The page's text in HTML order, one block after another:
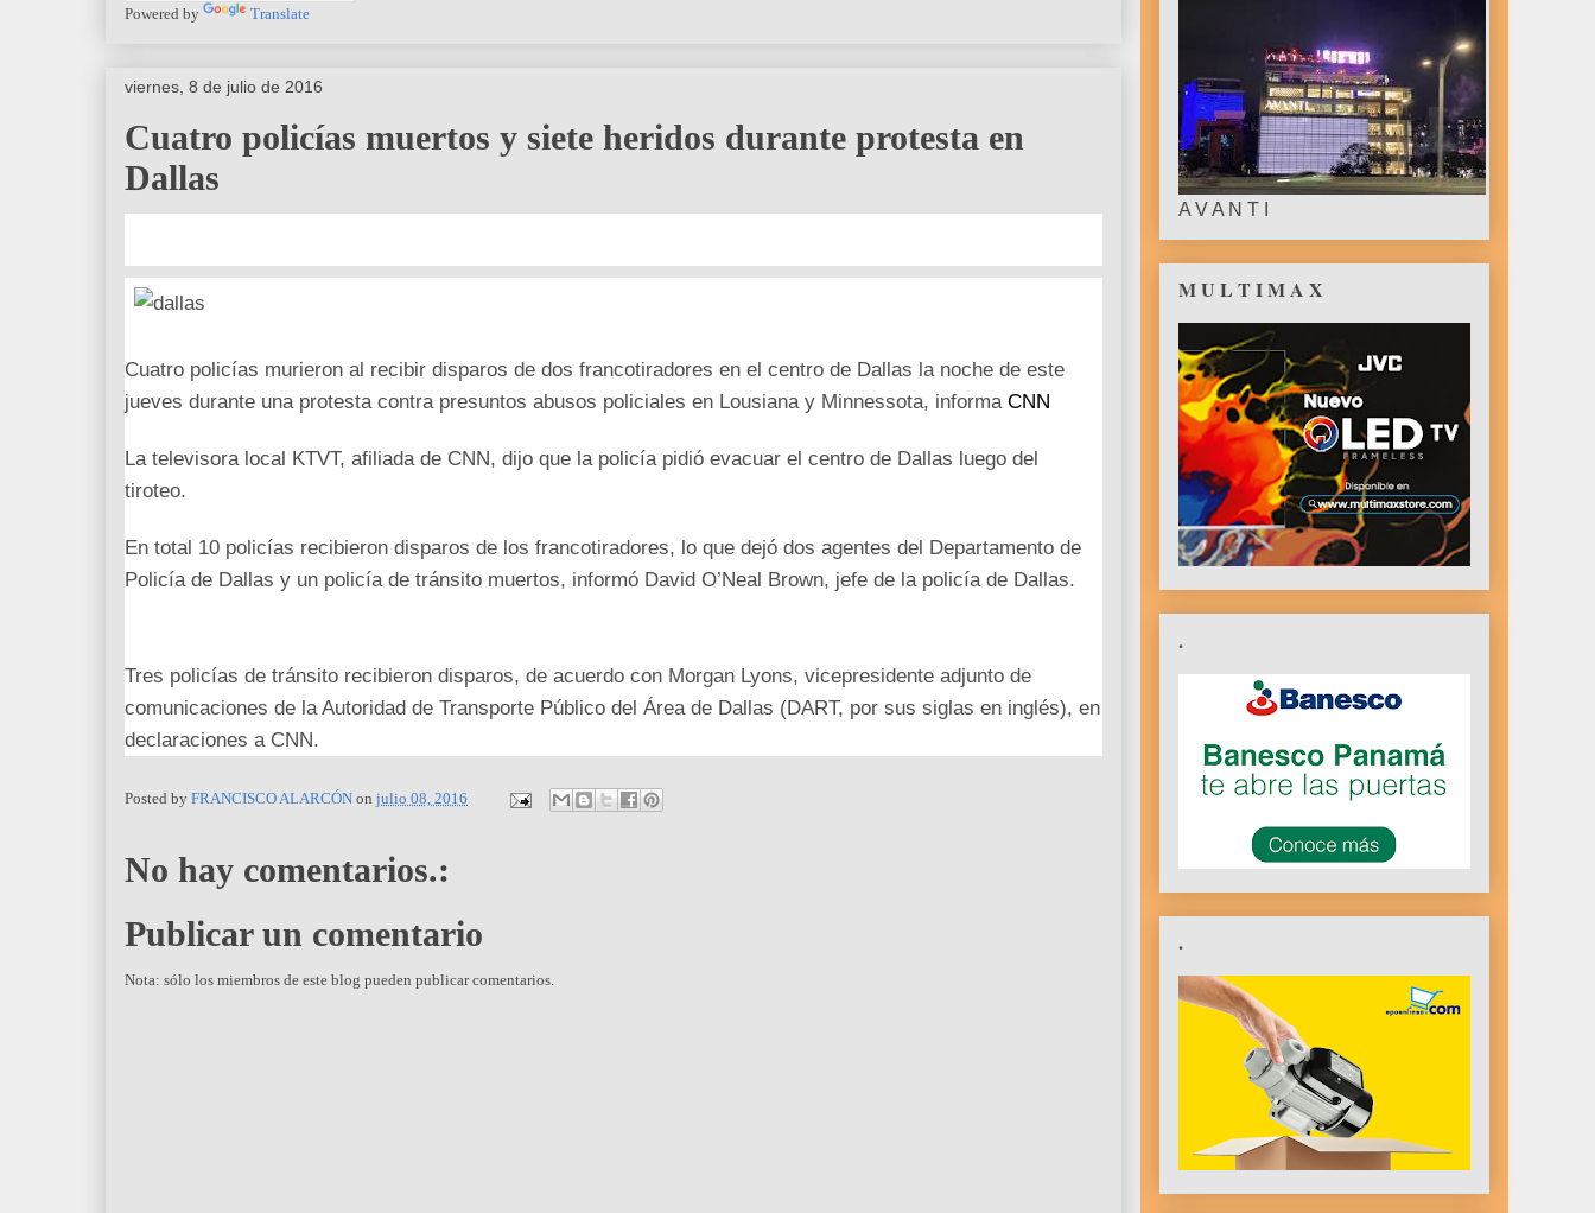
Powered by Translate
viernes, 8 de julio de 2016
Cuatro policías muertos y siete heridos durante protesta en
Dallas
Cuatro policías murieron al recibir disparos de dos francotiradores en el centro de Dallas la noche de este
jueves durante una protesta contra presuntos abusos policiales en Lousiana y Minnessota, informa CNN
La televisora local KTVT, afiliada de CNN, dijo que la policía pidió evacuar el centro de Dallas luego del
tiroteo.
En total 10 policías recibieron disparos de los francotiradores, lo que dejó dos agentes del Departamento de
Policía de Dallas y un policía de tránsito muertos, informó David O’Neal Brown, jefe de la policía de Dallas.
Tres policías de tránsito recibieron disparos, de acuerdo con Morgan Lyons, vicepresidente adjunto de
comunicaciones de la Autoridad de Transporte Público del Área de Dallas (DART, por sus siglas en inglés), en
declaraciones a CNN.
Posted by FRANCISCO ALARCÓN on julio 08, 2016
No hay comentarios.:
Publicar un comentario
Nota: sólo los miembros de este blog pueden publicar comentarios.
A V A N T I
M U L T I M A X
.
.